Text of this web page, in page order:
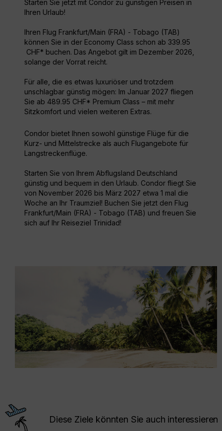
Starten Sie jetzt mit Condor zu günstigen Preisen in
Ihren Urlaub!
Ihren Flug Frankfurt/Main (FRA) - Tobago (TAB)
können Sie in der Economy Class schon ab 339.95
CHF* buchen. Das Angebot gilt im Dezember 2026,
solange der Vorrat reicht.
Für alle, die es etwas luxuriöser und trotzdem
unschlagbar günstig mögen: Im Januar 2027 fliegen
Sie ab 489.95 CHF* Premium Class – mit mehr
Sitzkomfort und vielen weiteren Extras.
Condor bietet Ihnen sowohl günstige Flüge für die
Kurz- und Mittelstrecke als auch Flugangebote für
Langstreckenflüge.
Starten Sie von Ihrem Abflugsland Deutschland
günstig und bequem in den Urlaub. Condor fliegt Sie
von November 2026 bis März 2027 etwa 1 mal die
Woche an Ihr Traumziel! Buchen Sie jetzt den Flug
Frankfurt/Main (FRA) - Tobago (TAB) und freuen Sie
sich auf Ihr Reiseziel Trinidad!
Diese Ziele könnten Sie auch interessieren